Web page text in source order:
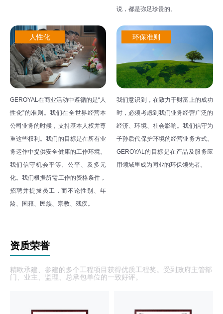
说，都是弥足珍贵的。
人性化
GEROYAL在商业活动中遵循的是“人
性化”的准则。我们在全世界经营本
公司业务的时候，支持基本人权并尊
重这些权利。我们的目标是在所有业
务运作中提供安全健康的工作环境。
我们信守机会平等、公平、及多元
化。我们根据所需工作的资格条件，
招聘并提拔员工，而不论性别、年
龄、国籍、民族、宗教、残疾。
环保准则
我们意识到，在致力于财富上的成功
时，必须考虑到我们业务经营广泛的
经济、环境、社会影响。我们信守为
子孙后代保护环境的经营业务方式。
GEROYAL的目标是在产品及服务应
用领域里成为同业的环保领先者。
资质荣誉
精欧承建、参建的多个工程项目获得优质工程奖。受到政府主管部
门、业主、监理、总承包单位的一致好评。